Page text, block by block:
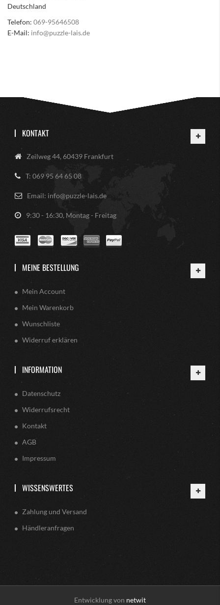
Deutschland
Telefon: 069-95646508
E-Mail: info@puzzle-lais.de
KONTAKT
Zeilweg 44, 60439 Frankfurt
T: 069 95 64 65 08
Email: info@puzzle-lais.de
9:30 - 16:30, Montag - Freitag
MEINE BESTELLUNG
Mein Account
Mein Warenkorb
Wunschliste
Widerruf erklären
INFORMATION
Datenschutz
Widerrufsrecht
Kontakt
AGB
Impressum
WISSENSWERTES
Zahlung und Versand
Händleranfragen
Entwicklung von netwit